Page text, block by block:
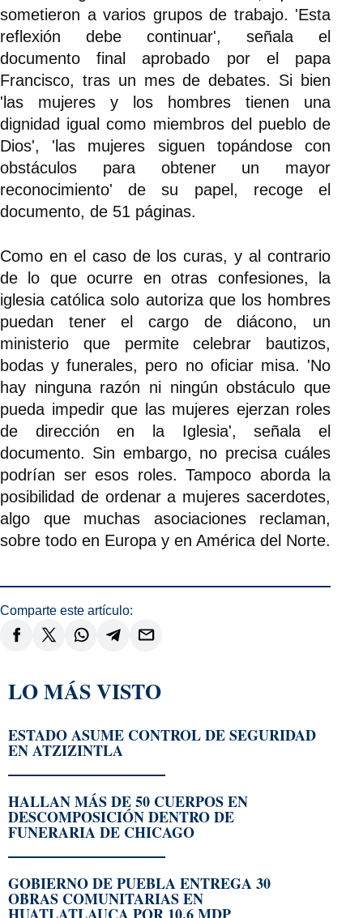
sometieron a varios grupos de trabajo. 'Esta
reflexión debe continuar', señala el
documento final aprobado por el papa
Francisco, tras un mes de debates. Si bien
'las mujeres y los hombres tienen una
dignidad igual como miembros del pueblo de
Dios', 'las mujeres siguen topándose con
obstáculos para obtener un mayor
reconocimiento' de su papel, recoge el
documento, de 51 páginas.
Como en el caso de los curas, y al contrario
de lo que ocurre en otras confesiones, la
iglesia católica solo autoriza que los hombres
puedan tener el cargo de diácono, un
ministerio que permite celebrar bautizos,
bodas y funerales, pero no oficiar misa. 'No
hay ninguna razón ni ningún obstáculo que
pueda impedir que las mujeres ejerzan roles
de dirección en la Iglesia', señala el
documento. Sin embargo, no precisa cuáles
podrían ser esos roles. Tampoco aborda la
posibilidad de ordenar a mujeres sacerdotes,
algo que muchas asociaciones reclaman,
sobre todo en Europa y en América del Norte.
Comparte este artículo:
LO MÁS VISTO
ESTADO ASUME CONTROL DE SEGURIDAD
EN ATZIZINTLA
HALLAN MÁS DE 50 CUERPOS EN
DESCOMPOSICIÓN DENTRO DE
FUNERARIA DE CHICAGO
GOBIERNO DE PUEBLA ENTREGA 30
OBRAS COMUNITARIAS EN